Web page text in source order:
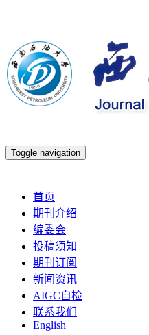
Toggle navigation
首页
期刊介绍
编委会
投稿须知
期刊订阅
新闻资讯
AIGC自检
联系我们
English